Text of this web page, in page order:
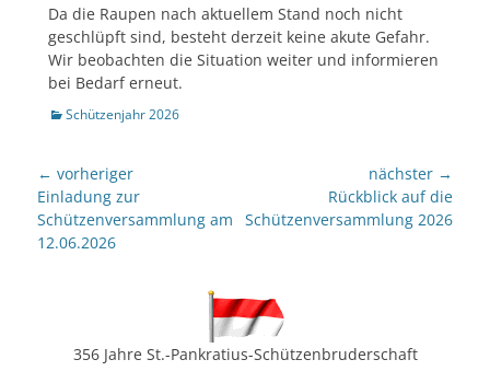
Da die Raupen nach aktuellem Stand noch nicht
geschlüpft sind, besteht derzeit keine akute Gefahr.
Wir beobachten die Situation weiter und informieren
bei Bedarf erneut.
Kategorien
Schützenjahr 2026
Beitragsnavigation
← vorheriger
Vorheriger
Beitrag:
Einladung zur
Schützenversammlung am
12.06.2026
nächster →
Beitrag:
Rückblick auf die
Schützenversammlung 2026
356 Jahre St.-Pankratius-Schützenbruderschaft